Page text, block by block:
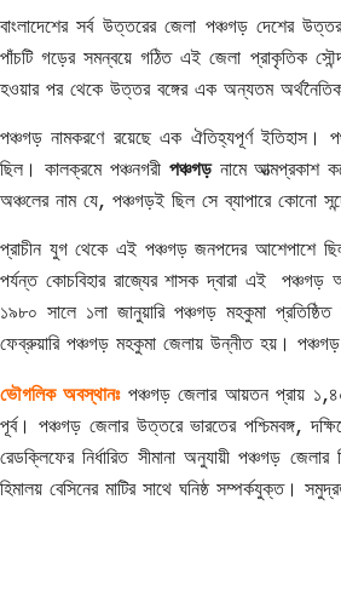
বাংলাদেশের সর্ব উত্তরের জেলা পঞ্চগড় দেশের
পাঁচটি গড়ের সমন্বয়ে গঠিত এই জেলা প্রাকৃতিক
হওয়ার পর থেকে উত্তর বঙ্গের এক অন্যতম অর্থনৈতিক
পঞ্চগড় নামকরণে রয়েছে এক ঐতিহ্যপূর্ণ ইতিহাস।
ছিল। কালক্রমে পঞ্চনগরী পঞ্চগড়নামে আত্মপ্রকাশ
অঞ্চলের নাম যে, পঞ্চগড়ই ছিল সে ব্যাপারে কোনো
প্রাচীন যুগ থেকে এই পঞ্চগড় জনপদের আশেপাশে
পর্যন্ত কোচবিহার রাজ্যের শাসক দ্বারা এই
১৯৮০ সালে ১লা জানুয়ারি পঞ্চগড় মহকুমা
ফেব্রুয়ারি পঞ্চগড় মহকুমা জেলায় উন্নীত হয়।
ভৌগলিক অবস্থানঃ পঞ্চগড় জেলার আয়তন প্রায়
পূর্ব। পঞ্চগড় জেলার উত্তরে ভারতের পশ্চিমবঙ্গ,
রেডক্লিফের নির্ধারিত সীমানা অনুযায়ী পঞ্চগড়
হিমালয় বেসিনের মাটির সাথে ঘনিষ্ঠ সম্পর্কযুক্ত।